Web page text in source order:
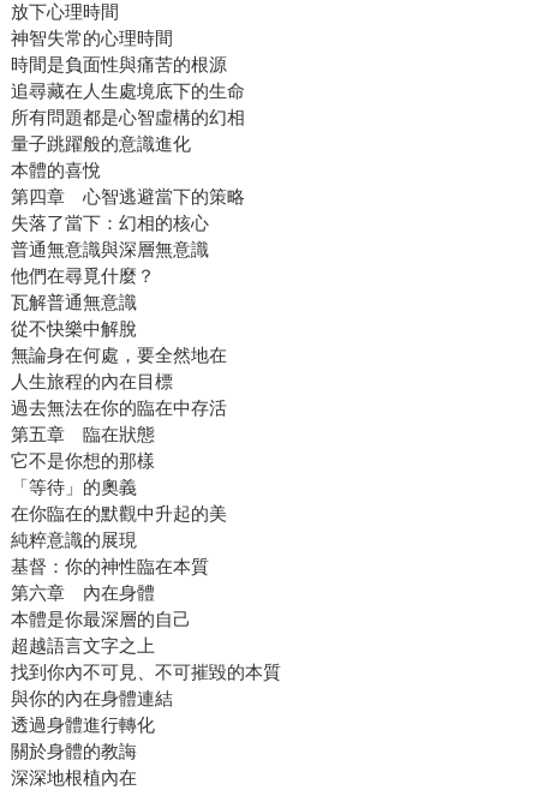
放下心理時間
神智失常的心理時間
時間是負面性與痛苦的根源
追尋藏在人生處境底下的生命
所有問題都是心智虛構的幻相
量子跳躍般的意識進化
本體的喜悅
第四章 心智逃避當下的策略
失落了當下：幻相的核心
普通無意識與深層無意識
他們在尋覓什麼？
瓦解普通無意識
從不快樂中解脫
無論身在何處，要全然地在
人生旅程的內在目標
過去無法在你的臨在中存活
第五章 臨在狀態
它不是你想的那樣
「等待」的奧義
在你臨在的默觀中升起的美
純粹意識的展現
基督：你的神性臨在本質
第六章 內在身體
本體是你最深層的自己
超越語言文字之上
找到你內不可見、不可摧毀的本質
與你的內在身體連結
透過身體進行轉化
關於身體的教誨
深深地根植內在